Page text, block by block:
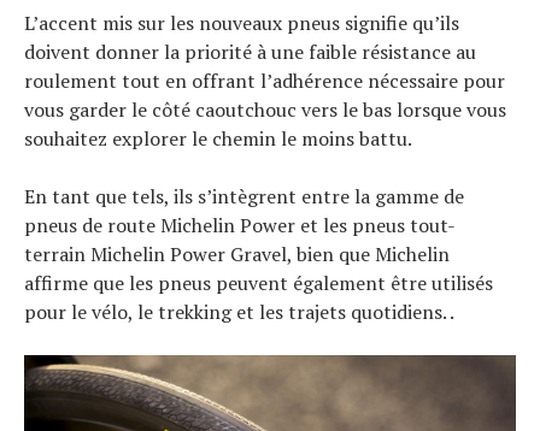
L’accent mis sur les nouveaux pneus signifie qu’ils
doivent donner la priorité à une faible résistance au
roulement tout en offrant l’adhérence nécessaire pour
vous garder le côté caoutchouc vers le bas lorsque vous
souhaitez explorer le chemin le moins battu.
En tant que tels, ils s’intègrent entre la gamme de
pneus de route Michelin Power et les pneus tout-
terrain Michelin Power Gravel, bien que Michelin
affirme que les pneus peuvent également être utilisés
pour le vélo, le trekking et les trajets quotidiens. .